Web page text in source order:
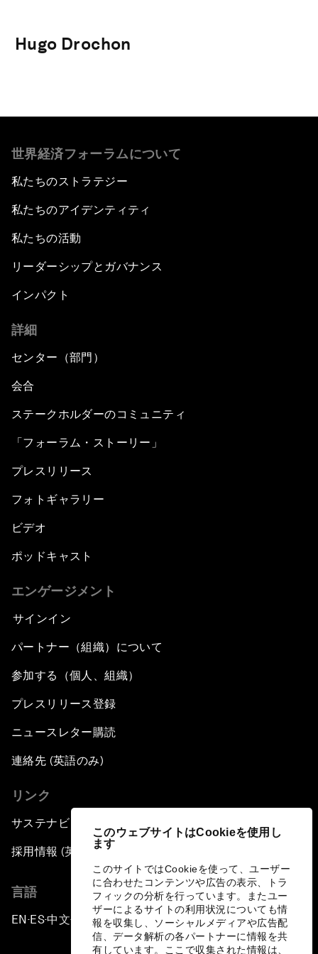
このウェブサイトはCookieを使用し
ます
このサイトではCookieを使って、ユーザー
に合わせたコンテンツや広告の表示、トラ
フィックの分析を行っています。またユー
ザーによるサイトの利用状況についても情
報を収集し、ソーシャルメディアや広告配
信、データ解析の各パートナーに情報を共
有しています。ここで収集された情報は、
Hugo Drochon
世界経済フォーラムについて
私たちのストラテジー
私たちのアイデンティティ
私たちの活動
リーダーシップとガバナンス
インパクト
詳細
センター（部門）
会合
ステークホルダーのコミュニティ
「フォーラム・ストーリー」
プレスリリース
フォトギャラリー
ビデオ
ポッドキャスト
エンゲージメント
サインイン
パートナー（組織）について
参加する（個人、組織）
プレスリリース登録
ニュースレター購読
連絡先 (英語のみ)
リンク
サステナビリティへの取り組み
採用情報 (英語のみ)
言語
EN ▪ES▪中文▪ 日本語